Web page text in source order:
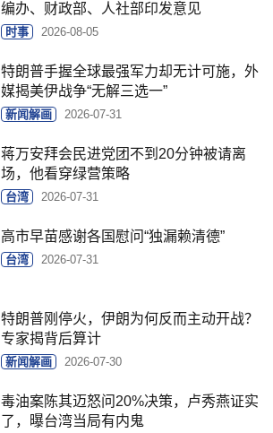
编办、财政部、人社部印发意见
时事 2026-08-05
特朗普手握全球最强军力却无计可施，外
媒揭美伊战争“无解三选一”
新闻解画 2026-07-31
蒋万安拜会民进党团不到20分钟被请离
场，他看穿绿营策略
台湾 2026-07-31
高市早苗感谢各国慰问“独漏赖清德”
台湾 2026-07-31
特朗普刚停火，伊朗为何反而主动开战？
专家揭背后算计
新闻解画 2026-07-30
毒油案陈其迈怒问20%决策，卢秀燕证实
了，曝台湾当局有内鬼